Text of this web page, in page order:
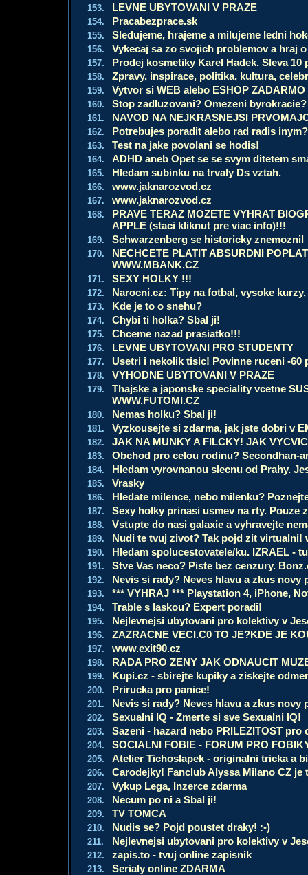
153. LEVNE UBYTOVANI V PRAZE
154. Pracabezprace.sk
155. Sledujeme, hrajeme a milujeme ledni
156. Vykecaj sa zo svojich problemov a hraj
157. Prodej kosmetiky Karel Hadek. Sleva 10
158. Zpravy, inspirace, politika, kultura,
159. Vytvor si WEB alebo ESHOP ZADARMO
160. Stop zadluzovani? Omezeni
161. NAVOD NA NEJKRASNEJSI
162. Potrebujes poradit alebo rad radis
163. Test na jake povolani se hodis!
164. ADHD aneb Opet se se svym ditetem
165. Hledam subinku na trvaly Ds vztah.
166. www.jaknarozvod.cz
167. www.jaknarozvod.cz
168.
PRAVE TERAZ MOZETE VYHRAT
APPLE (staci kliknut pre viac info)!!!
169. Schwarzenberg se historicky znemoznil
170.
NECHCETE PLATIT ABSURDNI
WWW.MBANK.CZ
171. SEXY HOLKY !!!
172. Narocni.cz: Tipy na fotbal, vysoke
173. Kde je to o snehu?
174. Chybi ti holka? Sbal ji!
175. Chceme nazad prasiatko!!!
176. LEVNE UBYTOVANI PRO STUDENTY
177. Usetri i nekolik tisic! Povinne ruceni -60
178. VYHODNE UBYTOVANI V PRAZE
179.
Thajske a japonske speciality vcetne
WWW.FUTOMI.CZ
180. Nemas holku? Sbal ji!
181. Vyzkousejte si zdarma, jak jste dobri v
182. JAK NA MUNKY A FILCKY! JAK
183. Obchod pro celou rodinu? Secondhan-
184. Hledam vyrovnanou slecnu od Prahy.
185. Vrasky
186. Hledate milence, nebo milenku?
187. Sexy holky prinasi usmev na rty. Pouze
188. Vstupte do nasi galaxie a vyhravejte
189. Nudi te tvuj zivot? Tak pojd zit virtualni!
190. Hledam spolucestovatele/ku. IZRAEL -
191. Stve Vas neco? Piste bez cenzury.
192. Nevis si rady? Neves hlavu a zkus novy
193. *** VYHRAJ *** Playstation 4, iPhone,
194. Trable s laskou? Expert poradi!
195. Nejlevnejsi ubytovani pro kolektivy v
196. ZAZRACNE VECI.C0 TO JE?KDE JE
197. www.exit90.cz
198. RADA PRO ZENY JAK ODNAUCIT
199. Kupi.cz - sbirejte kupiky a ziskejte
200. Prirucka pro panice!
201. Nevis si rady? Neves hlavu a zkus novy
202. Sexualni IQ - Zmerte si sve Sexualni IQ!
203. Sazeni - hazard nebo PRILEZITOST
204. SOCIALNI FOBIE - FORUM PRO
205. Atelier Tichoslapek - originalni tricka a
206. Carodejky! Fanclub Alyssa Milano CZ je
207. Vykup Lega, Inzerce zdarma
208. Necum po ni a Sbal ji!
209. TV TOMCA
210. Nudis se? Pojd poustet draky! :-)
211. Nejlevnejsi ubytovani pro kolektivy v
212. zapis.to - tvuj online zapisnik
213. Serialy online ZDARMA